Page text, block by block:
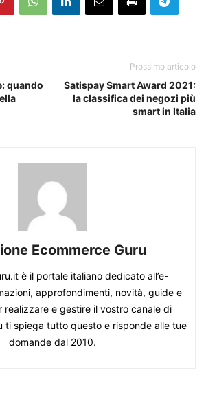
quando
Prossimo articolo
Satispay Smart Award 2021:
la classifica dei negozi più
smart in Italia
Ecommerce Guru
è il portale italiano dedicato all’e-
approfondimenti, novità, guide e
realizzare e gestire il vostro canale di
ti spiega tutto questo e risponde alle tue
domande dal 2010.